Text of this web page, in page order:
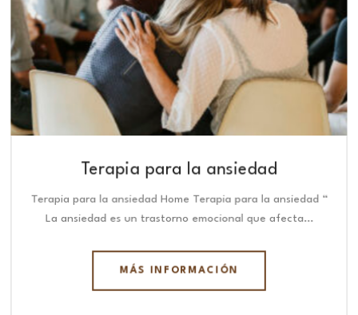
Terapia para la ansiedad
Terapia para la ansiedad Home Terapia para la ansiedad “
La ansiedad es un trastorno emocional que afecta…
MÁS INFORMACIÓN